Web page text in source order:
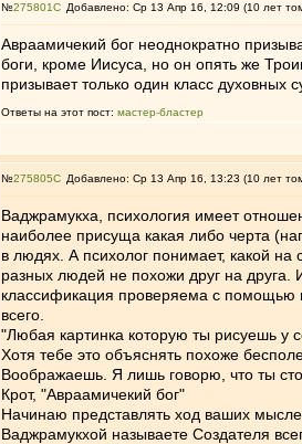
№275801 Добавлено: Ср 13 Апр 16, 12:09 (10 лет
Авраамичекий бог неоднократно
боги, кроме Иисуса, но он опять же
призывает только один класс духовных
Ответы на этот пост: мастер-бластер
№275805 Добавлено: Ср 13 Апр 16, 13:23 (10 лет
Ваджрамукха, психология имеет
наиболее присуща какая либо черта
в людях. А психолог понимает, какой на
разных людей не похожи друг на
классификация проверяема с помощью
всего.
"Любая картинка которую ты рисуешь у
Хотя тебе это объяснять похоже
Воображаешь. Я лишь говорю, что ты
Крот, "Авраамичекий бог"
Начинаю представлять ход ваших
Ваджрамукхой называете Создателя